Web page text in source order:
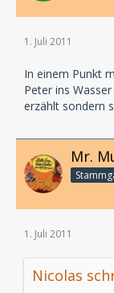
1. Juli 2011
In einem Punkt
Peter ins
erzählt sondern
Mr.
1. Juli 2011
Nicolas